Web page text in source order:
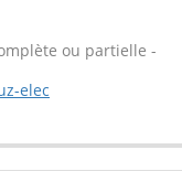
ou partielle -
elec